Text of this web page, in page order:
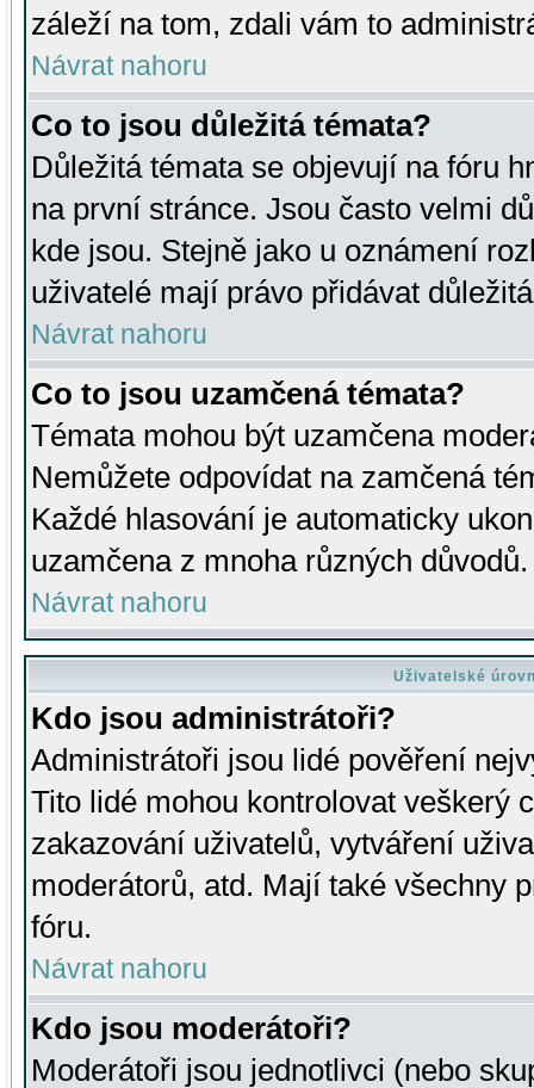
záleží na tom, zdali vám to
Návrat nahoru
Co to jsou důležitá témata?
Důležitá témata se objevují na fóru
na první stránce. Jsou často velmi
kde jsou. Stejně jako u oznámení
uživatelé mají právo přidávat
Návrat nahoru
Co to jsou uzamčená témata?
Témata mohou být uzamčena
Nemůžete odpovídat na zamčená
Každé hlasování je automaticky
uzamčena z mnoha různých důvodů.
Návrat nahoru
Uživatelské
Kdo jsou administrátoři?
Administrátoři jsou lidé pověření
Tito lidé mohou kontrolovat veškerý
zakazování uživatelů, vytváření
moderátorů, atd. Mají také všechny
fóru.
Návrat nahoru
Kdo jsou moderátoři?
Moderátoři jsou jednotlivci (nebo